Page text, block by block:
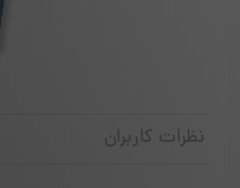
نظرات کاربران